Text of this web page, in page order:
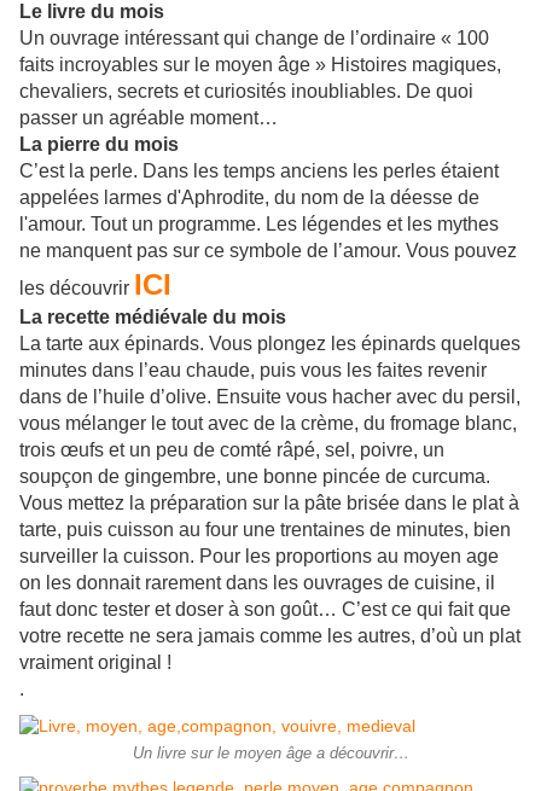
Le livre du mois
Un ouvrage intéressant qui change de l’ordinaire « 100
faits incroyables sur le moyen âge » Histoires magiques,
chevaliers, secrets et curiosités inoubliables. De quoi
passer un agréable moment…
La pierre du mois
C’est la perle. Dans les temps anciens les perles étaient
appelées larmes d'Aphrodite, du nom de la déesse de
l'amour. Tout un programme. Les légendes et les mythes
ne manquent pas sur ce symbole de l’amour. Vous pouvez
les découvrir ICI
La recette médiévale du mois
La tarte aux épinards. Vous plongez les épinards quelques
minutes dans l’eau chaude, puis vous les faites revenir
dans de l’huile d’olive. Ensuite vous hacher avec du persil,
vous mélanger le tout avec de la crème, du fromage blanc,
trois œufs et un peu de comté râpé, sel, poivre, un
soupçon de gingembre, une bonne pincée de curcuma.
Vous mettez la préparation sur la pâte brisée dans le plat à
tarte, puis cuisson au four une trentaines de minutes, bien
surveiller la cuisson. Pour les proportions au moyen age
on les donnait rarement dans les ouvrages de cuisine, il
faut donc tester et doser à son goût… C’est ce qui fait que
votre recette ne sera jamais comme les autres, d’où un plat
vraiment original !
.
Un livre sur le moyen âge a découvrir…